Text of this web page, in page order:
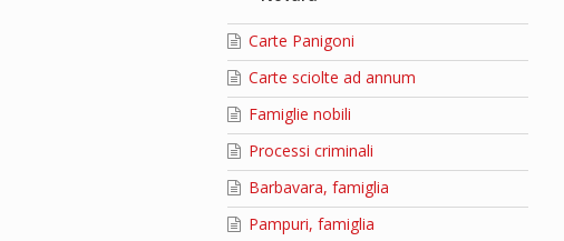
Carte Panigoni
Carte sciolte ad annum
Famiglie nobili
Processi criminali
Barbavara, famiglia
Pampuri, famiglia